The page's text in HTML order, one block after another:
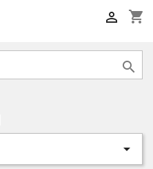
shopping_cart


